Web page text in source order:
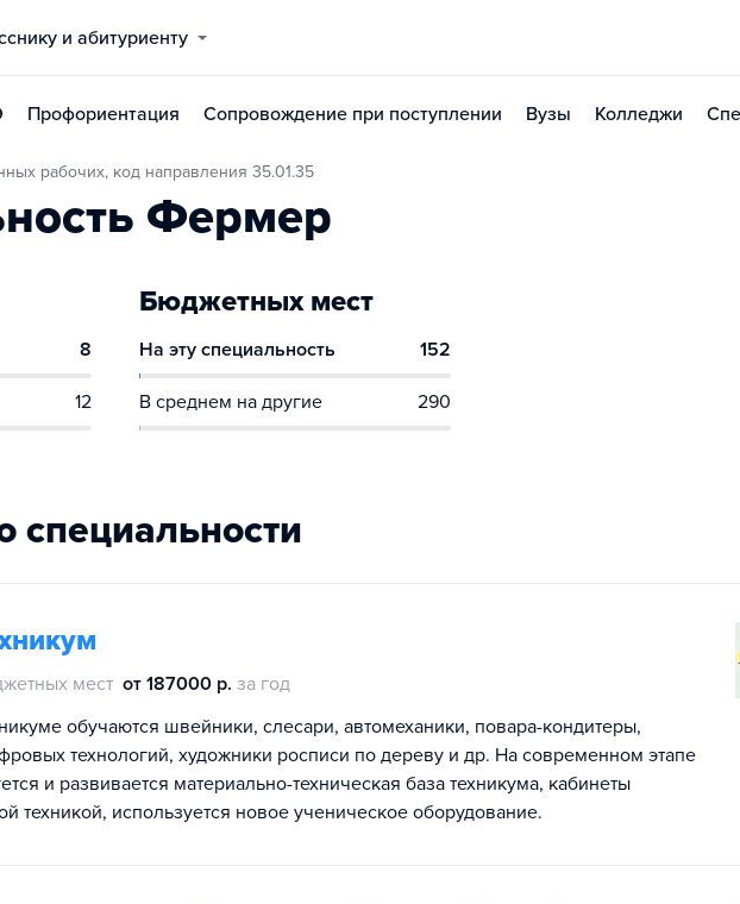
и абитуриенту
Профориентация Сопровождение при поступлении Вузы Колледжи
рабочих, код направления 35.01.35
Фермер
8
12
Бюджетных мест
На эту специальность 152
В среднем на другие 290
специальности
мест от 187000 р. за год
обучаются швейники, слесари, автомеханики, повара-кондитеры,
технологий, художники росписи по дереву и др. На современном этапе
и развивается материально-техническая база техникума, кабинеты
техникой, используется новое ученическое оборудование.